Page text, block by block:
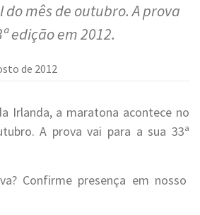
mês de outubro. A prova
edição em 2012.
de 2012
Irlanda, a maratona acontece no
A prova vai para a sua 33ª
Confirme presença em nosso